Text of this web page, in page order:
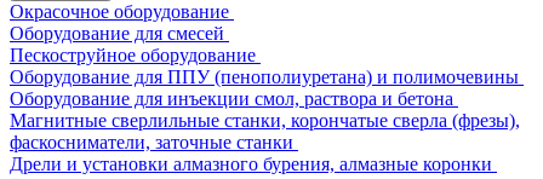
Окрасочное оборудование
Оборудование для смесей
Пескоструйное оборудование
Оборудование для ППУ (пенополиуретана) и полимочевины
Оборудование для инъекции смол, раствора и бетона
Магнитные сверлильные станки, корончатые сверла (фрезы),
фаскосниматели, заточные станки
Дрели и установки алмазного бурения, алмазные коронки